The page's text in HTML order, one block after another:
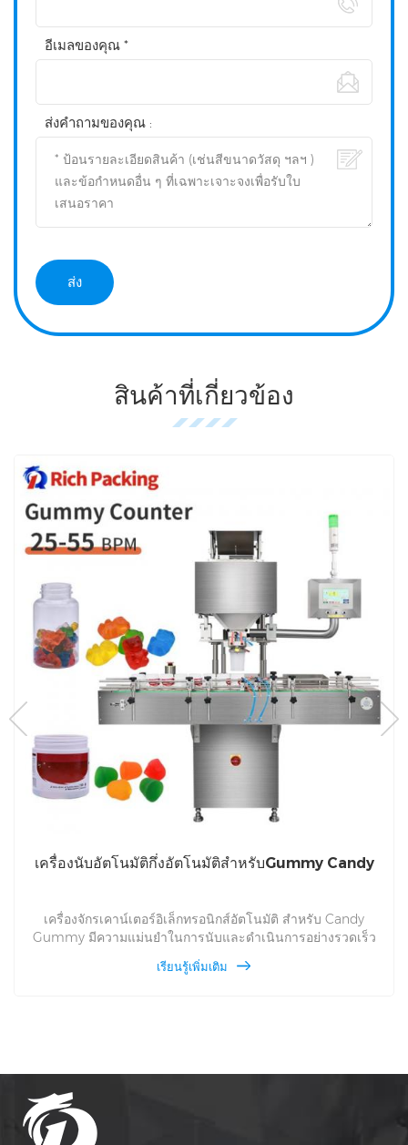
อีเมลของคุณ *
ส่งคำถามของคุณ :
สินค้าที่เกี่ยวข้อง
เครื่องนับอัตโนมัติกึ่งอัตโนมัติสำหรับGummy Candy
เครื่องจักรเคาน์เตอร์อิเล็กทรอนิกส์อัตโนมัติ สำหรับ Candy
Gummy มีความแม่นยำในการนับและดำเนินการอย่างรวดเร็ว
เกรด. มันเป็นอุปกรณ์สร้างสรรค์ที่สามารถวิ่งได้ แม่นยำและเสถียร
เรียนรู้เพิ่มเติม